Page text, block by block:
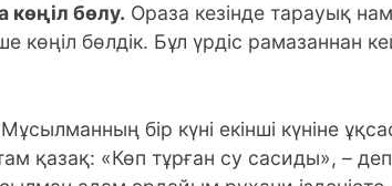
көңіл бөлу. Ораза кезінде тарауық
көңіл бөлдік. Бұл үрдіс рамазаннан
бір күні екінші күніне
қазақ: «Көп тұрған су сасиды», –